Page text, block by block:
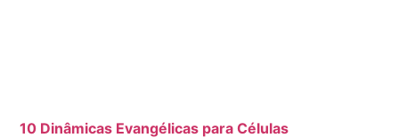
10 Dinâmicas Evangélicas para Células